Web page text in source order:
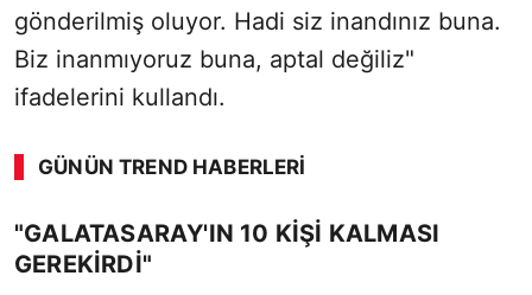
gönderilmiş oluyor. Hadi siz inandınız buna.
Biz inanmıyoruz buna, aptal değiliz"
ifadelerini kullandı.
GÜNÜN TREND HABERLERI
"GALATASARAY'IN 10 KİŞİ KALMASI
GEREKİRDİ"